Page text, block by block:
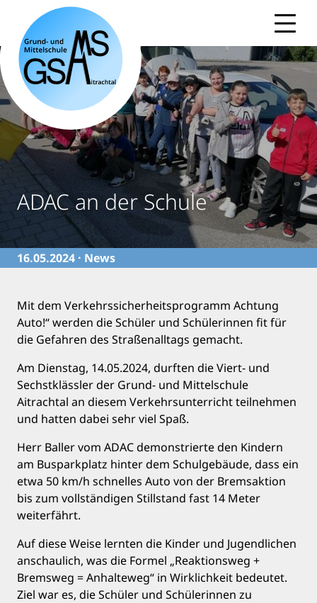
content
ADAC an der Schule
16.05.2024 · News
Mit dem Verkehrssicherheitsprogramm Achtung
Auto!“ werden die Schüler und Schülerinnen fit für
die Gefahren des Straßenalltags gemacht.
Am Dienstag, 14.05.2024, durften die Viert- und
Sechstklässler der Grund- und Mittelschule
Aitrachtal an diesem Verkehrsunterricht teilnehmen
und hatten dabei sehr viel Spaß.
Herr Baller vom ADAC demonstrierte den Kindern
am Busparkplatz hinter dem Schulgebäude, dass ein
etwa 50 km/h schnelles Auto von der Bremsaktion
bis zum vollständigen Stillstand fast 14 Meter
weiterfährt.
Auf diese Weise lernten die Kinder und Jugendlichen
anschaulich, was die Formel „Reaktionsweg +
Bremsweg = Anhalteweg“ in Wirklichkeit bedeutet.
Ziel war es, die Schüler und Schülerinnen zu